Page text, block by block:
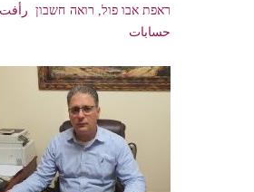
ראפת אבו פול, רואה חשבון
حسابات